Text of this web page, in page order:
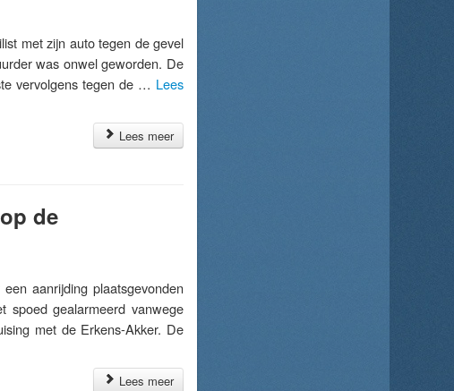
met zijn auto tegen de gevel
was onwel geworden. De
vervolgens tegen de … Lees
Lees meer
de
aanrijding plaatsgevonden
spoed gealarmeerd vanwege
met de Erkens-Akker. De
Lees meer